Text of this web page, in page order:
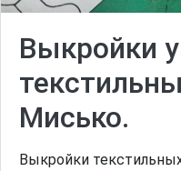
Выкройки
Мисько.
Выкройки